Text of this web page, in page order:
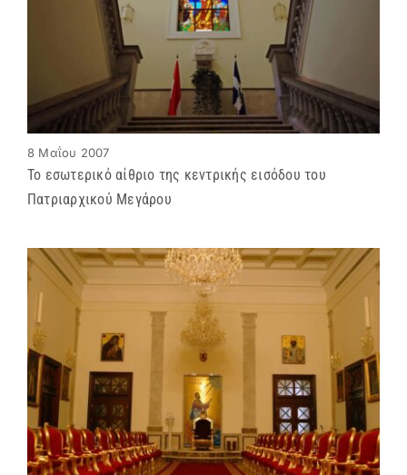
8 Μαΐου 2007
Το εσωτερικό αίθριο της κεντρικής εισόδου του
Πατριαρχικού Μεγάρου